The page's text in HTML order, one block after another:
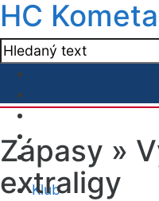
HC
Klub
Zápasy »
extraligy